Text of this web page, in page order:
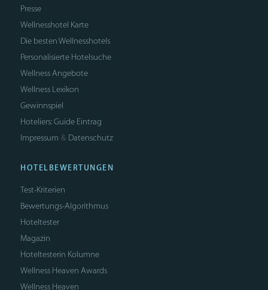
Presse
Wellnesshotel Karte
Die besten Wellnesshotels
Personalisierte Hotelsuche
Wellness Angebote
Wellness Lexikon
Gewinnspiel
Hoteliers: Guide Eintrag
Impressum & Datenschutz
HOTELBEWERTUNGEN
Test-Kriterien
Bewertungs-Algorithmus
Hoteltester
Magazin
Hoteltesterin Kolumne
Wellness Heaven Awards
Wellness Heaven